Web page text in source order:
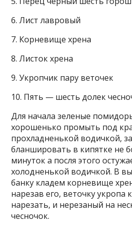
6. Лист лавровый
7. Корневище хрена
8. Листок хрена
9. Укропчик пару веточек
10. Пять — шесть долек
Для начала зеленые
хорошенько промыть под
прохладненькой водичкой,
бланшировать в кипятке не
минуток а посля этого
холодненькой водичкой. В
банку кладем корневище
нарезав его, веточку
нарезать, и нерезаный на
чесночок.